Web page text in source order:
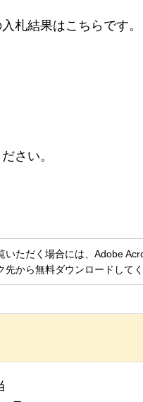
札結果はこちらです。
さい。
いただく場合には、Adobe
から無料ダウンロードしてく